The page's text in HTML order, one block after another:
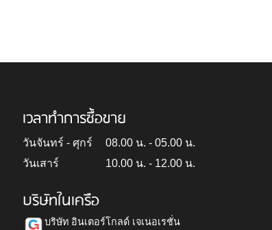
เวลาทำการซื้อขาย
วันจันทร์ - ศุกร์
08.00 น. - 05.00 น.
วันเสาร์
10.00 น. - 12.00 น.
บริษัทในเครือ
บริษัท อินเตอร์โกลด์ เจเนอเรชั่น